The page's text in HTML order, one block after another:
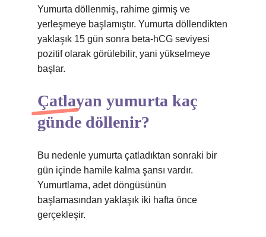
Yumurta döllenmiş, rahime girmiş ve
yerleşmeye başlamıştır. Yumurta döllendikten
yaklaşık 15 gün sonra beta-hCG seviyesi
pozitif olarak görülebilir, yani yükselmeye
başlar.
Çatlayan yumurta kaç
günde döllenir?
Bu nedenle yumurta çatladıktan sonraki bir
gün içinde hamile kalma şansı vardır.
Yumurtlama, adet döngüsünün
başlamasından yaklaşık iki hafta önce
gerçekleşir.